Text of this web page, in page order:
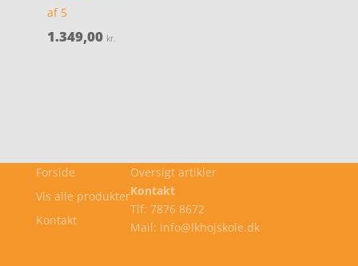
af 5
1.349,00 kr.
Forside
Vis alle produkter
Kontakt
Oversigt artikler
Kontakt
Tlf: 7876 8672
Mail: info@lkhojskole.dk